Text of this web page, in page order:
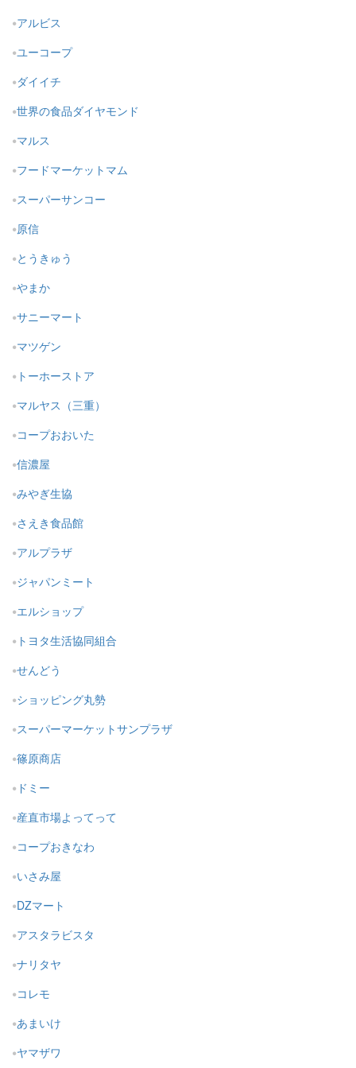
アルビス
ユーコープ
ダイイチ
世界の食品ダイヤモンド
マルス
フードマーケットマム
スーパーサンコー
原信
とうきゅう
やまか
サニーマート
マツゲン
トーホーストア
マルヤス（三重）
コープおおいた
信濃屋
みやぎ生協
さえき食品館
アルプラザ
ジャパンミート
エルショップ
トヨタ生活協同組合
せんどう
ショッピング丸勢
スーパーマーケットサンプラザ
篠原商店
ドミー
産直市場よってって
コープおきなわ
いさみ屋
DZマート
アスタラビスタ
ナリタヤ
コレモ
あまいけ
ヤマザワ